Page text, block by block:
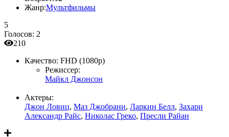
Жанр:Мультфильмы
5
Голосов: 2
210
Качество: FHD (1080p)
Режиссер:
Майкл Джонсон
Актеры:
Джон Ловиц, Маз Джобрани, Ларкин Белл, Захари
Александр Райс, Николас Греко, Пресли Райан